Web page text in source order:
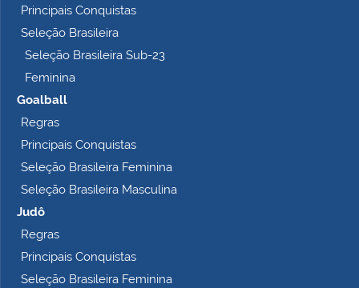
Principais Conquistas
Seleção Brasileira
Seleção Brasileira Sub-23
Feminina
Goalball
Regras
Principais Conquistas
Seleção Brasileira Feminina
Seleção Brasileira Masculina
Judô
Regras
Principais Conquistas
Seleção Brasileira Feminina